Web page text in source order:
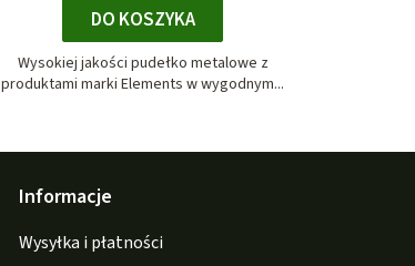
DO KOSZYKA
Wysokiej jakości pudełko metalowe z
produktami marki Elements w wygodnym...
Informacje
Wysyłka i płatności